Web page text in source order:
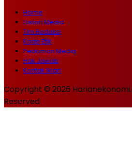
Home
Histori Media
Tim Redaksi
Kode Etik
Pedoman Media
Hak Jawab
Kontak Iklan
Copyright © 2026
Reserved